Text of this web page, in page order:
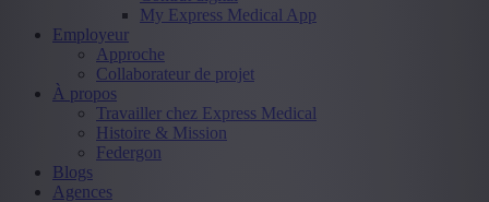
My Express Medical App
Employeur
Approche
Collaborateur de projet
À propos
Travailler chez Express Medical
Histoire & Mission
Federgon
Blogs
Agences